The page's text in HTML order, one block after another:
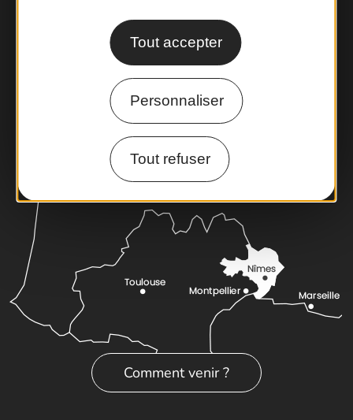
Tout accepter
Personnaliser
Tout refuser
Contactez-nous !
Foire aux questions
Brochures
Cartoguides et Topoguides
Latitude Gard
Comment venir ?